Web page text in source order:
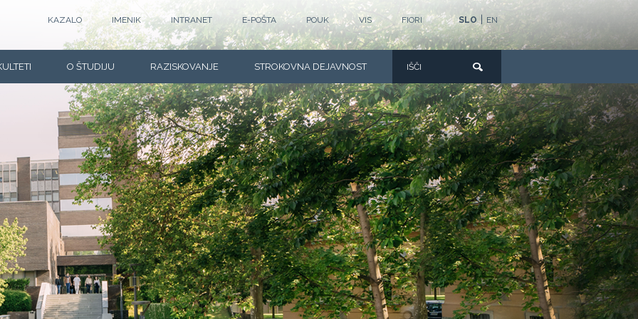
SLO EN
KAZALO IMENIK INTRANET E-POŠTA POUK VIS FIORI
O ŠTUDIJU RAZISKOVANJE STROKOVNA DEJAVNOST